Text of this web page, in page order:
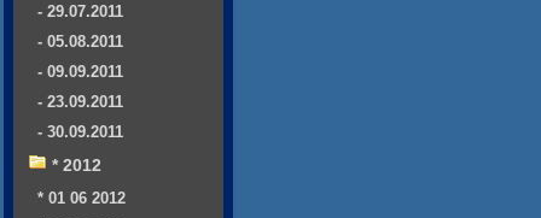
- 29.07.2011
- 05.08.2011
- 09.09.2011
- 23.09.2011
- 30.09.2011
* 2012
* 01 06 2012